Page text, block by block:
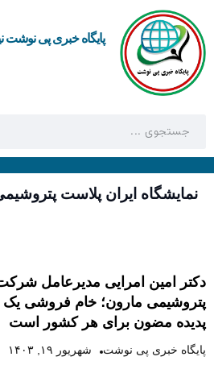
پایگاه خبری پی نوشت
نمایشگاه ایران پلاست
دکتر امین امرایی مدیرعامل
پتروشیمی مارون؛ خام فروشی یک
پدیده مضون برای هر کشور است
پایگاه خبری پی نوشت شهریور ۱۹, ۱۴۰۳